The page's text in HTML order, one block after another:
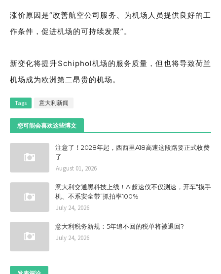
涨价原因是“改善航空公司服务、为机场人员提供良好的工
作条件，促进机场的可持续发展”。
新变化将提升Schiphol机场的服务质量，但也将导致荷兰
机场成为欧洲第二昂贵的机场。
Tags 意大利新闻
您可能会喜欢这些博文
注意了！2028年起，西西里A18高速这段路要正式收费
了
August 01, 2026
意大利交通黑科技上线！AI超速仪不仅测速，开车“摸手
机、不系安全带”抓拍率100%
July 24, 2026
意大利税务新规：5年追不回的税单将被退回?
July 24, 2026